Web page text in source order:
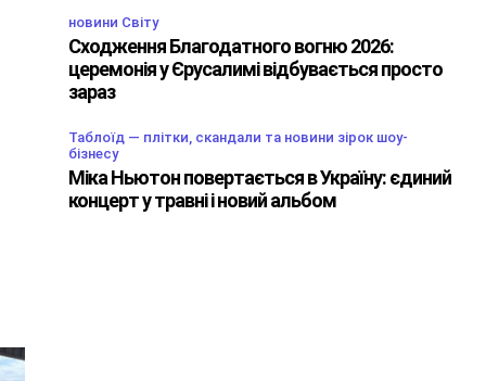
новини Світу
Сходження Благодатного вогню 2026:
церемонія у Єрусалимі відбувається просто
зараз
Таблоїд — плітки, скандали та новини зірок шоу-
бізнесу
Міка Ньютон повертається в Україну: єдиний
концерт у травні і новий альбом